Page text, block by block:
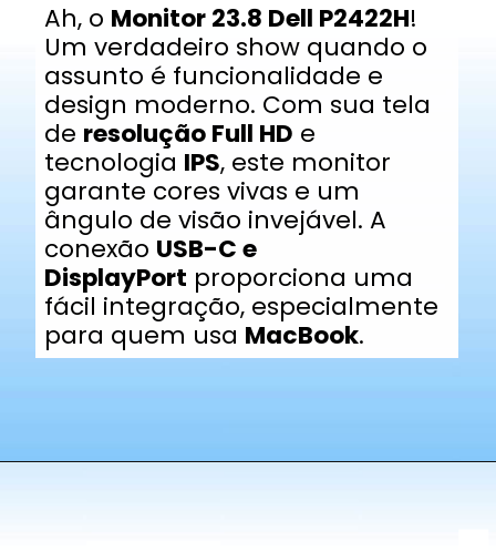
Ah, o Monitor 23.8 Dell P2422H!
Um verdadeiro show quando o
assunto é funcionalidade e
design moderno. Com sua tela
de resolução Full HD e
tecnologia IPS, este monitor
garante cores vivas e um
ângulo de visão invejável. A
conexão USB-C e
DisplayPort proporciona uma
fácil integração, especialmente
para quem usa MacBook.